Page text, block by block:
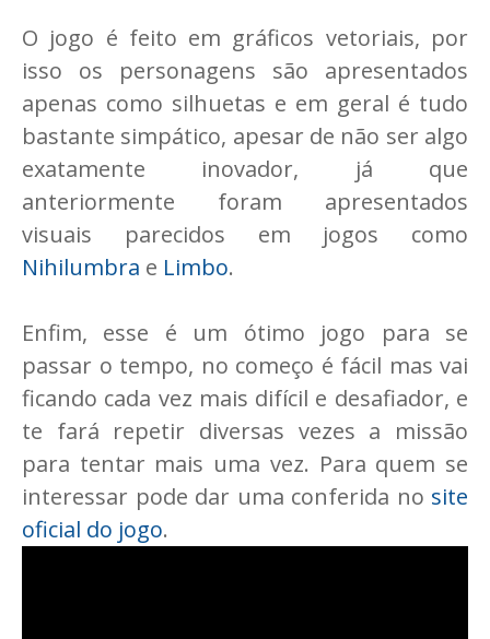
O jogo é feito em gráficos vetoriais, por
isso os personagens são apresentados
apenas como silhuetas e em geral é tudo
bastante simpático, apesar de não ser algo
exatamente inovador, já que
anteriormente foram apresentados
visuais parecidos em jogos como
Nihilumbra e Limbo.
Enfim, esse é um ótimo jogo para se
passar o tempo, no começo é fácil mas vai
ficando cada vez mais difícil e desafiador, e
te fará repetir diversas vezes a missão
para tentar mais uma vez. Para quem se
interessar pode dar uma conferida no site
oficial do jogo.